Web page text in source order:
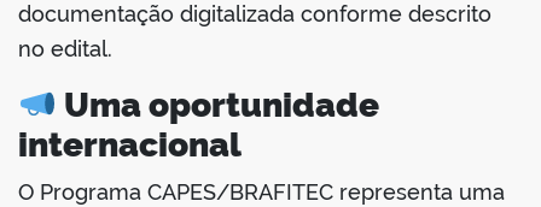
documentação digitalizada conforme descrito
no edital.
Uma oportunidade
internacional
O Programa CAPES/BRAFITEC representa uma